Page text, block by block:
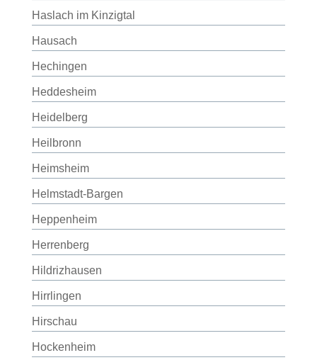
Haslach im Kinzigtal
Hausach
Hechingen
Heddesheim
Heidelberg
Heilbronn
Heimsheim
Helmstadt-Bargen
Heppenheim
Herrenberg
Hildrizhausen
Hirrlingen
Hirschau
Hockenheim